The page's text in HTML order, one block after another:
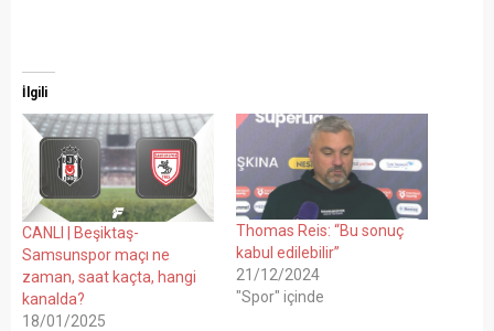
İlgili
CANLI | Beşiktaş-
Samsunspor maçı ne
zaman, saat kaçta, hangi
kanalda?
18/01/2025
Thomas Reis: “Bu sonuç
kabul edilebilir”
21/12/2024
"Spor" içinde